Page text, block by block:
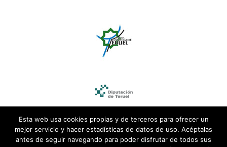
Esta web usa cookies propias y de terceros para ofrecer un
mejor servicio y hacer estadísticas de datos de uso. Acéptalas
antes de seguir navegando para poder disfrutar de todos sus